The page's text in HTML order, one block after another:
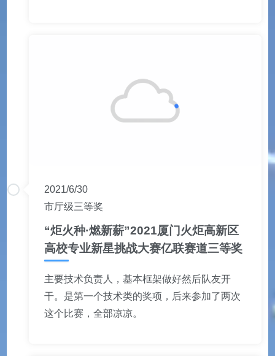
2021/6/30
市厅级三等奖
“炬火种·燃新薪”2021厦门火炬高新区
高校专业新星挑战大赛亿联赛道三等奖
主要技术负责人，基本框架做好然后队友开
干。是第一个技术类的奖项，后来参加了两次
这个比赛，全部凉凉。